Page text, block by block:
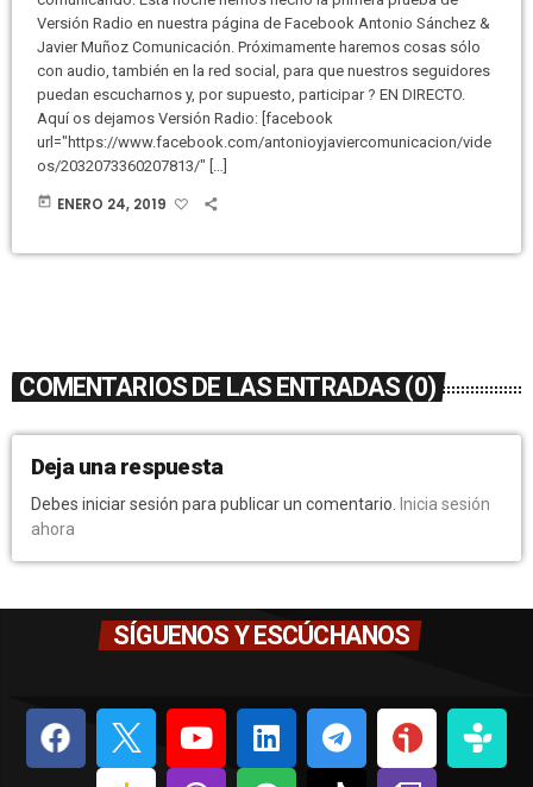
Versión Radio en nuestra página de Facebook Antonio Sánchez &
Javier Muñoz Comunicación. Próximamente haremos cosas sólo
con audio, también en la red social, para que nuestros seguidores
puedan escucharnos y, por supuesto, participar ? EN DIRECTO.
Aquí os dejamos Versión Radio: [facebook
url="https://www.facebook.com/antonioyjaviercomunicacion/vide
os/2032073360207813/" […]
today ENERO 24, 2019
COMENTARIOS DE LAS ENTRADAS (0)
Deja una respuesta
Debes iniciar sesión para publicar un comentario.
Inicia sesión
ahora
SÍGUENOS Y ESCÚCHANOS